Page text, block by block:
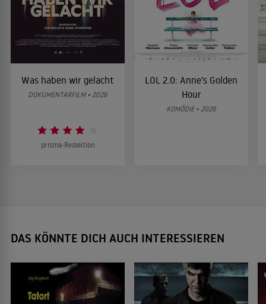
Was haben wir gelacht
DOKUMENTARFILM • 2026
prisma-Redaktion
LOL 2.0: Anne’s Golden
Hour
KOMÖDIE • 2026
DAS KÖNNTE DICH AUCH INTERESSIEREN